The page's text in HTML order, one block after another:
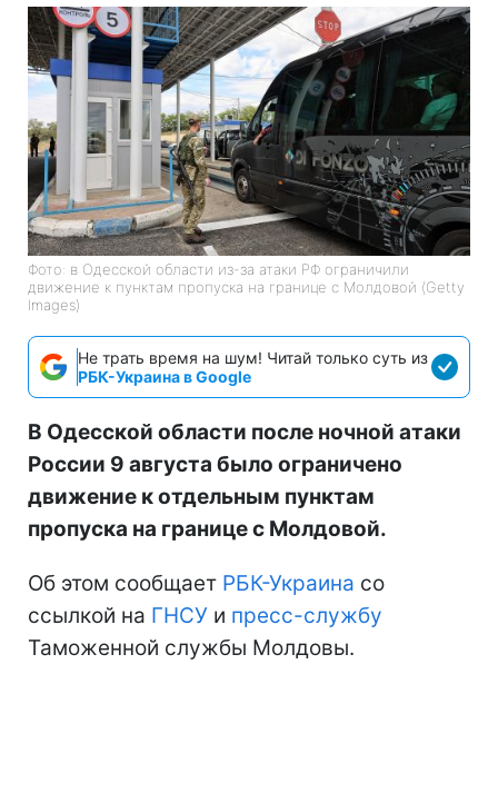
Фото: в Одесской области из-за атаки РФ ограничили
движение к пунктам пропуска на границе с Молдовой (Getty
Images)
Не трать время на шум! Читай только суть из
РБК-Украина в Google
В Одесской области после ночной атаки
России 9 августа было ограничено
движение к отдельным пунктам
пропуска на границе с Молдовой.
Об этом сообщает РБК-Украина со
ссылкой на ГНСУ и пресс-службу
Таможенной службы Молдовы.